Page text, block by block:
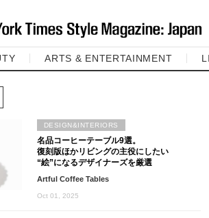
ARTS & ENTERTAINMENT
名品コーヒーテーブル9選。
復刻版ほかリビングの主役にしたい
“絵”になるデザイナーズを厳選
Artful Coffee Tables
Oct 01, 2025
DESIGN&INTERIORS